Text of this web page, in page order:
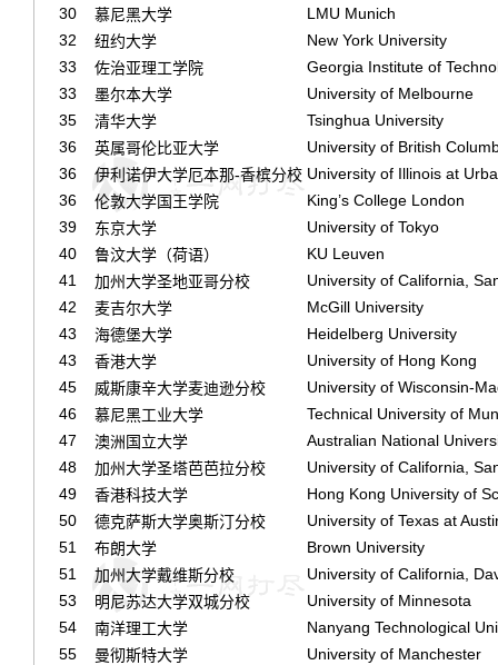
30
慕尼黑大学
LMU Munich
32
纽约大学
New York University
33
佐治亚理工学院
Georgia Institute of
33
墨尔本大学
University of Melbourne
35
清华大学
Tsinghua University
36
英属哥伦比亚大学
University of British
36
伊利诺伊大学厄本那-香槟分校 University of Illinois at
36
伦敦大学国王学院
King’s College London
39
东京大学
University of Tokyo
40
鲁汶大学（荷语）
KU Leuven
41
加州大学圣地亚哥分校
University of California,
42
麦吉尔大学
McGill University
43
海德堡大学
Heidelberg University
43
香港大学
University of Hong Kong
45
威斯康辛大学麦迪逊分校
University of Wisconsin-
46
慕尼黑工业大学
Technical University of
47
澳洲国立大学
Australian National
48
加州大学圣塔芭芭拉分校
University of California,
49
香港科技大学
Hong Kong University of
50
德克萨斯大学奥斯汀分校
University of Texas at
51
布朗大学
Brown University
51
加州大学戴维斯分校
University of California,
53
明尼苏达大学双城分校
University of Minnesota
54
南洋理工大学
Nanyang Technological
55
曼彻斯特大学
University of Manchester